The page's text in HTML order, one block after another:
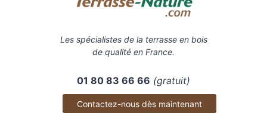
Les spécialistes de la terrasse en bois
de qualité en France.
01 80 83 66 66 (gratuit)
Contactez-nous dès maintenant